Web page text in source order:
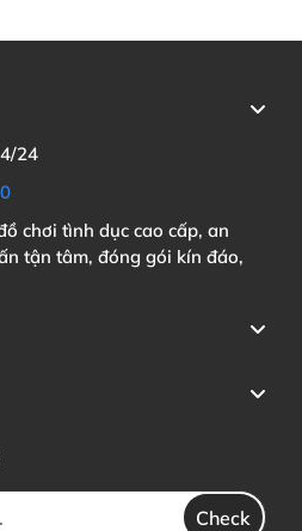
24
chơi tình dục cao cấp, an
tận tâm, đóng gói kín đáo,
Check